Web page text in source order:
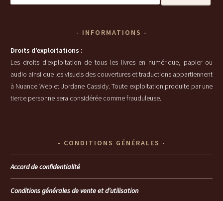
INFORMATIONS
Droits d’exploitations :
Les droits d’exploitation de tous les livres en numérique, papier ou
audio ainsi que les visuels des couvertures et traductions appartiennent
à Nuance Web et Jordane Cassidy. Toute exploitation produite par une
tierce personne sera considérée comme frauduleuse.
CONDITIONS GÉNÉRALES
Accord de confidentialité
Conditions générales de vente et d’utilisation